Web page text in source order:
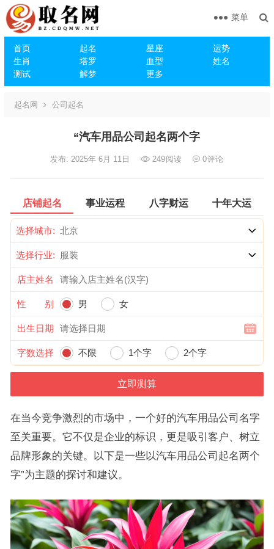
首页 起名 星座
运势
生肖
塔罗 血型
姓名
测试
解梦 更多
菜单
起名网 公司起名
“汽车用品公司起名两个字
发布: 2025年 6月 11日 249阅读 0评论
店铺起名 事业运程 八字财运 十年大运
选择城市:
选择行业:
店主姓名
性 别 男 女
出生日期
字数选择 不限 1个字 2个字
在当今竞争激烈的市场中，一个好的汽车用品公司名字
至关重要。它不仅是企业的标识，更是吸引客户、树立
品牌形象的关键。以下是一些以汽车用品公司起名两个
字”为主题的探讨和建议。